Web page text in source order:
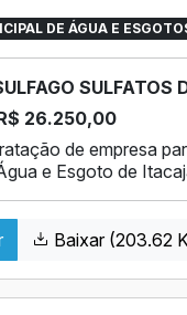
DE ÁGUA E
26.250,00
de empresa
e Esgoto de
Baixar (203.62